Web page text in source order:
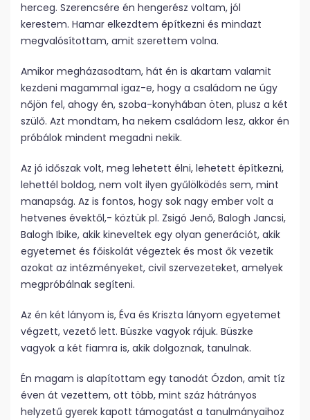
herceg. Szerencsére én hengerész voltam, jól
kerestem. Hamar elkezdtem építkezni és mindazt
megvalósítottam, amit szerettem volna.
Amikor megházasodtam, hát én is akartam valamit
kezdeni magammal igaz-e, hogy a családom ne úgy
nőjön fel, ahogy én, szoba-konyhában öten, plusz a két
szülő. Azt mondtam, ha nekem családom lesz, akkor én
próbálok mindent megadni nekik.
Az jó időszak volt, meg lehetett élni, lehetett építkezni,
lehettél boldog, nem volt ilyen gyűlölködés sem, mint
manapság. Az is fontos, hogy sok nagy ember volt a
hetvenes évektől,- köztük pl. Zsigó Jenő, Balogh Jancsi,
Balogh Ibike, akik kineveltek egy olyan generációt, akik
egyetemet és főiskolát végeztek és most ők vezetik
azokat az intézményeket, civil szervezeteket, amelyek
megpróbálnak segíteni.
Az én két lányom is, Éva és Kriszta lányom egyetemet
végzett, vezető lett. Büszke vagyok rájuk. Büszke
vagyok a két fiamra is, akik dolgoznak, tanulnak.
Én magam is alapítottam egy tanodát Ózdon, amit tíz
éven át vezettem, ott több, mint száz hátrányos
helyzetű gyerek kapott támogatást a tanulmányaihoz